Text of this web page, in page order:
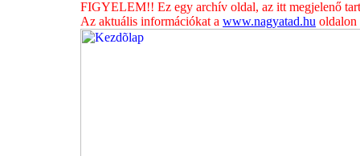
FIGYELEM!! Ez egy archív oldal, az itt megjelenő
Az aktuális információkat a www.nagyatad.hu oldalon